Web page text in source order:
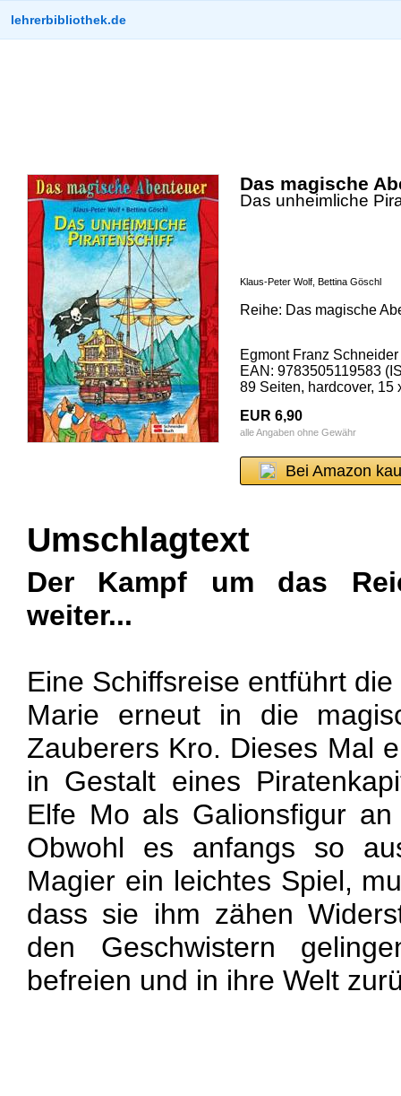
lehrerbibliothek.de
Das magische
Das unheimliche
Klaus-Peter Wolf, Bettina Göschl
Reihe: Das magische
Egmont Franz
EAN: 9783505119583
89 Seiten, hardcover, 15
EUR 6,90
alle Angaben ohne Gewähr
Bei Amazon
Umschlagtext
Der Kampf um das
weiter...
Eine Schiffsreise entführt
Marie erneut in die
Zauberers Kro. Dieses Mal
in Gestalt eines
Elfe Mo als Galionsfigur
Obwohl es anfangs so
Magier ein leichtes Spiel,
dass sie ihm zähen
den Geschwistern
befreien und in ihre Welt